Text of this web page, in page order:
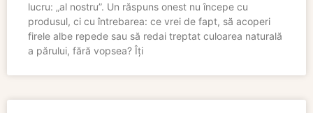
lucru: „al nostru”. Un răspuns onest nu începe cu
produsul, ci cu întrebarea: ce vrei de fapt, să acoperi
firele albe repede sau să redai treptat culoarea naturală
a părului, fără vopsea? Îți